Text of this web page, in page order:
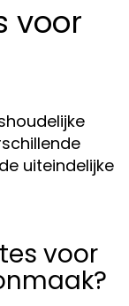
voor
uiteindelijke
voor